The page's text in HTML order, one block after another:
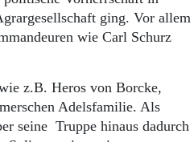
ging. Vor allem
wie Carl Schurz
z.B. Heros von Borcke,
Adelsfamilie. Als
seine Truppe hinaus dadurch